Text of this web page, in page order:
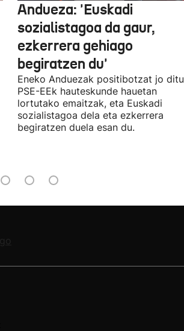
Andueza: 'Euskadi
sozialistagoa da gaur,
ezkerrera gehiago
begiratzen du'
Eneko Anduezak positibotzat jo ditu
PSE-EEk hauteskunde hauetan
lortutako emaitzak, eta Euskadi
sozialistagoa dela eta ezkerrera
begiratzen duela esan du.